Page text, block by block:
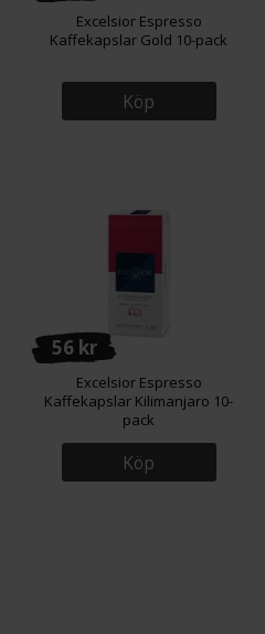
Excelsior Espresso
Kaffekapslar Gold 10-pack
Köp
56 kr
Excelsior Espresso
Kaffekapslar Kilimanjaro 10-
pack
Köp